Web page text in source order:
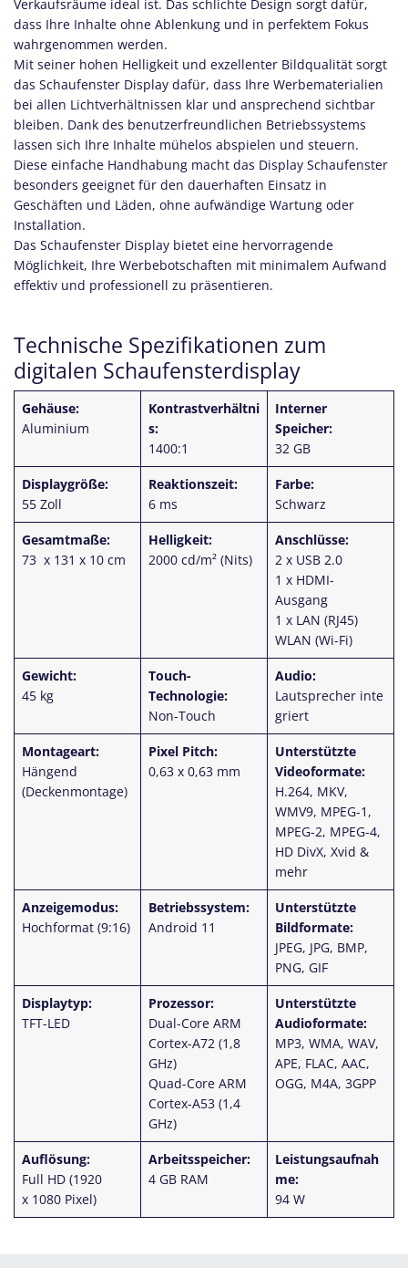
Verkaufsräume ideal ist. Das schlichte Design sorgt dafür,
dass Ihre Inhalte ohne Ablenkung und in perfektem Fokus
wahrgenommen werden.
Mit seiner hohen Helligkeit und exzellenter Bildqualität sorgt
das Schaufenster Display dafür, dass Ihre Werbematerialien
bei allen Lichtverhältnissen klar und ansprechend sichtbar
bleiben. Dank des benutzerfreundlichen Betriebssystems
lassen sich Ihre Inhalte mühelos abspielen und steuern.
Diese einfache Handhabung macht das Display Schaufenster
besonders geeignet für den dauerhaften Einsatz in
Geschäften und Läden, ohne aufwändige Wartung oder
Installation.
Das Schaufenster Display bietet eine hervorragende
Möglichkeit, Ihre Werbebotschaften mit minimalem Aufwand
effektiv und professionell zu präsentieren.
Technische Spezifikationen zum
digitalen Schaufensterdisplay
Gehäuse:
Aluminium
Kontrastverhältni
s:
1400:1
Interner
Speicher:
32 GB
Displaygröße:
55 Zoll
Reaktionszeit:
6 ms
Farbe:
Schwarz
Gesamtmaße:
73 x 131 x 10 cm
Helligkeit:
2000 cd/m² (Nits)
Anschlüsse:
2 x USB 2.0
1 x HDMI-
Ausgang
1 x LAN (RJ45)
WLAN (Wi-Fi)
Gewicht:
45 kg
Touch-
Technologie:
Non-Touch
Audio:
Lautsprecher inte
griert
Montageart:
Hängend
(Deckenmontage)
Pixel Pitch:
0,63 x 0,63 mm
Unterstützte
Videoformate:
H.264, MKV,
WMV9, MPEG-1,
MPEG-2, MPEG-4,
HD DivX, Xvid &
mehr
Anzeigemodus:
Hochformat (9:16)
Betriebssystem:
Android 11
Unterstützte
Bildformate:
JPEG, JPG, BMP,
PNG, GIF
Displaytyp:
TFT-LED
Prozessor:
Dual-Core ARM
Cortex-A72 (1,8
GHz)
Quad-Core ARM
Cortex-A53 (1,4
GHz)
Unterstützte
Audioformate:
MP3, WMA, WAV,
APE, FLAC, AAC,
OGG, M4A, 3GPP
Auflösung:
Full HD (1920
x 1080 Pixel)
Arbeitsspeicher:
4 GB RAM
Leistungsaufnah
me:
94 W